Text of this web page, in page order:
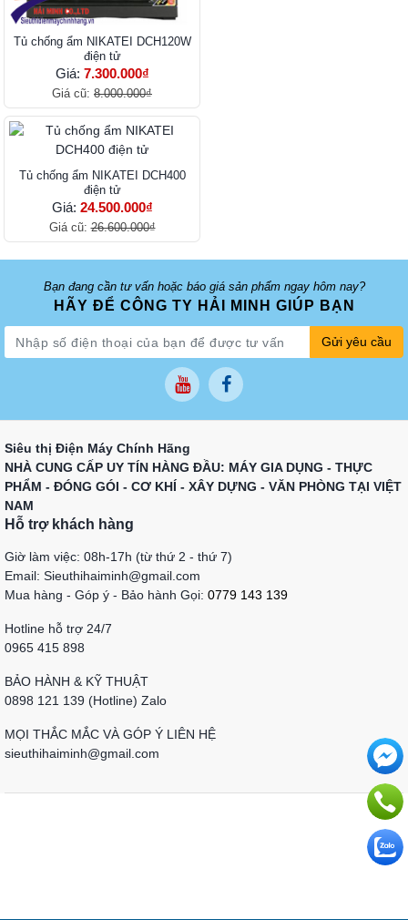
Tủ chống ẩm NIKATEI DCH120W
điện tử
Giá: 7.300.000₫
Giá cũ: 8.000.000₫
Tủ chống ẩm NIKATEI DCH400
điện tử
Giá: 24.500.000₫
Giá cũ:26.600.000₫
Bạn đang cần tư vấn hoặc báo giá sản phẩm ngay hôm nay?
HÃY ĐỂ CÔNG TY HẢI MINH GIÚP BẠN
Gửi yêu cầu
Siêu thị Điện Máy Chính Hãng
NHÀ CUNG CẤP UY TÍN HÀNG ĐẦU: MÁY GIA DỤNG - THỰC
PHẨM - ĐÓNG GÓI - CƠ KHÍ - XÂY DỰNG - VĂN PHÒNG TẠI VIỆT
NAM
Hỗ trợ khách hàng
Giờ làm việc: 08h-17h (từ thứ 2 - thứ 7)
Email: Sieuthihaiminh@gmail.com
Mua hàng - Góp ý - Bảo hành Gọi: 0779 143 139
Hotline hỗ trợ 24/7
0965 415 898
BẢO HÀNH & KỸ THUẬT
0898 121 139 (Hotline) Zalo
MỌI THẮC MẮC VÀ GÓP Ý LIÊN HỆ
sieuthihaiminh@gmail.com